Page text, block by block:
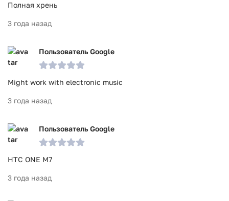
Полная хрень
3 года назад
Пользователь Google
Might work with electronic music
3 года назад
Пользователь Google
HTC ONE M7
3 года назад